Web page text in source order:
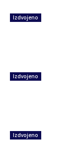
Izdvojeno
Izdvojeno
Izdvojeno